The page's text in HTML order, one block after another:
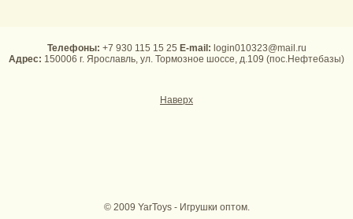
Телефоны: +7 930 115 15 25 E-mail: login010323@mail.ru
Адрес: 150006 г. Ярославль, ул. Тормозное шоссе, д.109 (пос.Нефтебазы)
Наверх
© 2009 YarToys - Игрушки оптом.